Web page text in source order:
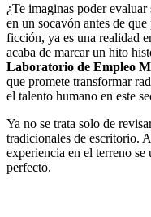
¿Te imaginas poder
en un socavón antes de
ficción, ya es una realidad
acaba de marcar un hito
Laboratorio de Empleo
que promete transformar
el talento humano en este
Ya no se trata solo de
tradicionales de escritorio.
experiencia en el terreno
perfecto.